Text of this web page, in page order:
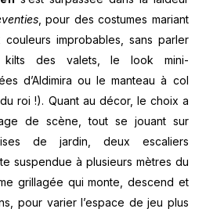
, pour des costumes mariant
improbables, sans parler
des valets, le look mini-
d’Aldimira ou le manteau à col
roi !). Quant au décor, le choix a
de scène, tout se jouant sur
de jardin, deux escaliers
suspendue à plusieurs mètres du
grillagée qui monte, descend et
pour varier l’espace de jeu plus